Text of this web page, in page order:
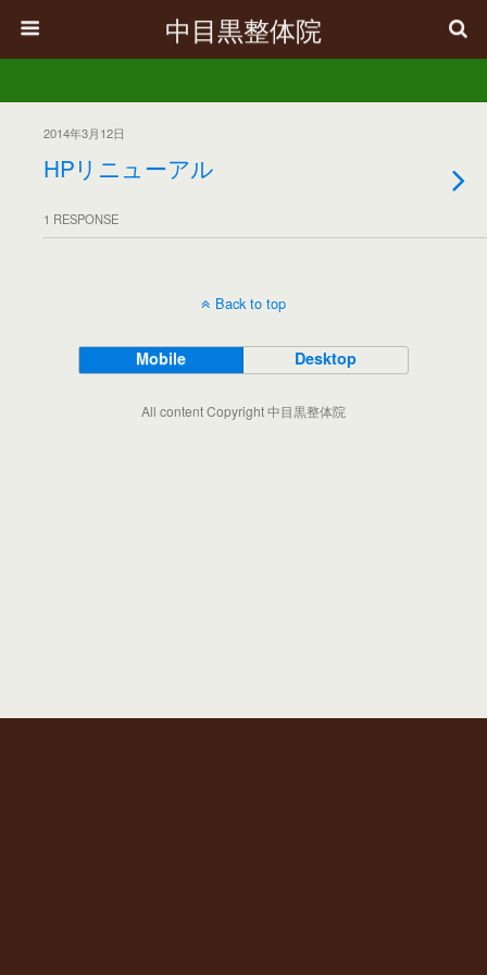
中目黒整体院
2014年3月12日
HPリニューアル
1 RESPONSE
Back to top
Mobile Desktop
All content Copyright 中目黒整体院